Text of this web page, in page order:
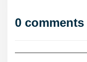
0 comments